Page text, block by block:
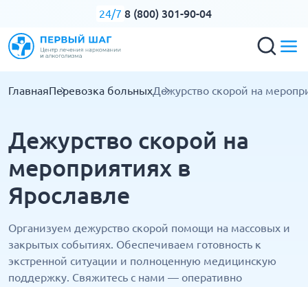
24/7 8 (800) 301-90-04
ГлавнаяПеревозка больныхДежурство скорой на
Дежурство скорой на
мероприятиях в
Ярославле
Организуем дежурство скорой помощи на массовых и
закрытых событиях. Обеспечиваем готовность к
экстренной ситуации и полноценную медицинскую
поддержку. Свяжитесь с нами — оперативно